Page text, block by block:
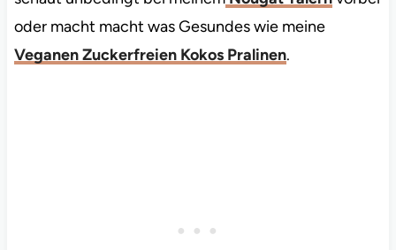
oder macht macht was Gesundes wie meine
Veganen Zuckerfreien Kokos Pralinen.